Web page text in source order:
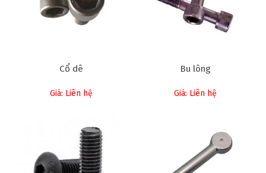
Cổ dê
Giá: Liên hệ
Bu lông
Giá: Liên hệ